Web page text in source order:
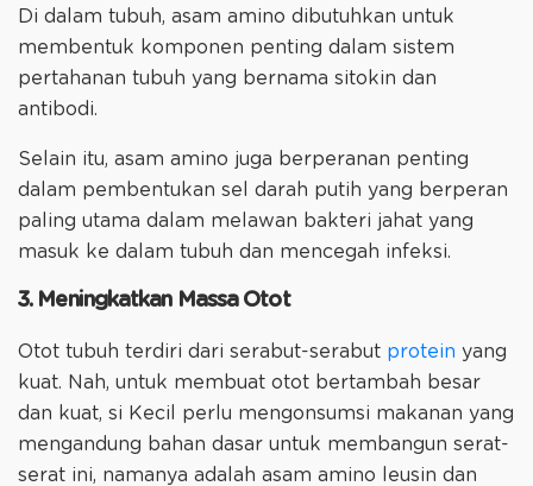
Di dalam tubuh, asam amino dibutuhkan untuk
membentuk komponen penting dalam sistem
pertahanan tubuh yang bernama sitokin dan
antibodi.
Selain itu, asam amino juga berperanan penting
dalam pembentukan sel darah putih yang berperan
paling utama dalam melawan bakteri jahat yang
masuk ke dalam tubuh dan mencegah infeksi.
3. Meningkatkan Massa Otot
Otot tubuh terdiri dari serabut-serabut protein yang
kuat. Nah, untuk membuat otot bertambah besar
dan kuat, si Kecil perlu mengonsumsi makanan yang
mengandung bahan dasar untuk membangun serat-
serat ini, namanya adalah asam amino leusin dan